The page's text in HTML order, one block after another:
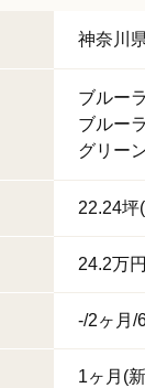
神奈川
ブルー
ブルー
グリー
22.24坪
24.2万
-/2ヶ月/
1ヶ月(